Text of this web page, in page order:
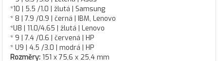
*10 | 5.5 /1.0 | žlutá | Samsung
* 8 | 7.9 /0.9 | černá | IBM, Lenovo
*U8 | 11.0/4.65 | žlutá | Lenovo
* 9 | 7.4 /0.6 | červená | HP
* U9 | 4.5 /3.0 | modrá | HP
Rozměry: 151 x 75,6 x 25,4 mm